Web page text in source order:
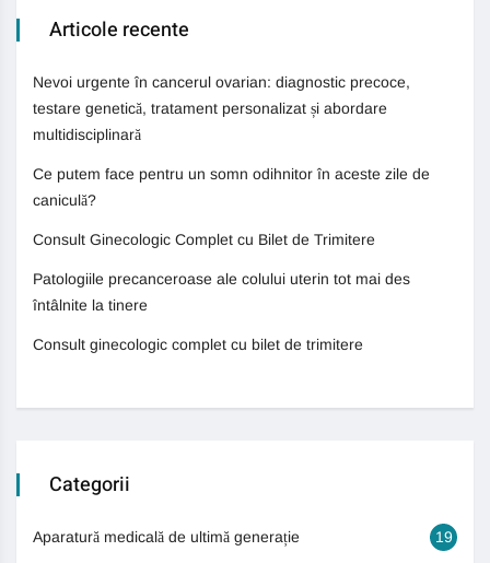
Articole recente
Nevoi urgente în cancerul ovarian: diagnostic precoce,
testare genetică, tratament personalizat și abordare
multidisciplinară
Ce putem face pentru un somn odihnitor în aceste zile de
caniculă?
Consult Ginecologic Complet cu Bilet de Trimitere
Patologiile precanceroase ale colului uterin tot mai des
întâlnite la tinere
Consult ginecologic complet cu bilet de trimitere
Categorii
Aparatură medicală de ultimă generație 19